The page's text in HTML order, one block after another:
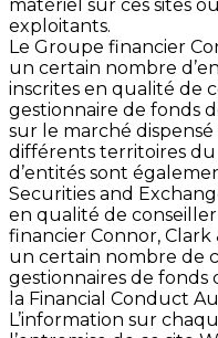
matériel sur ces sites
exploitants.
Le Groupe financier
un certain nombre
inscrites en qualité de
gestionnaire de fonds
sur le marché
différents territoires du
d’entités sont
Securities and
en qualité de
financier Connor,
un certain nombre de
gestionnaires de fonds
la Financial Conduct
L’information sur